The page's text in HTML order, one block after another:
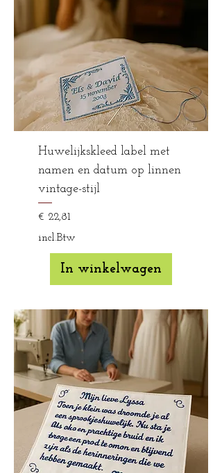
Huwelijkskleed label met
namen en datum op linnen
vintage-stijl
Prijs
€ 22,81
incl.Btw
In winkelwagen